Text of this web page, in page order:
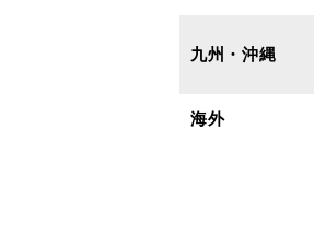
九州・沖縄
海外